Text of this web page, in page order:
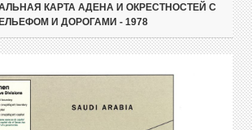
КАРТА АДЕНА И ОКРЕСТНОСТЕЙ С
И ДОРОГАМИ - 1978